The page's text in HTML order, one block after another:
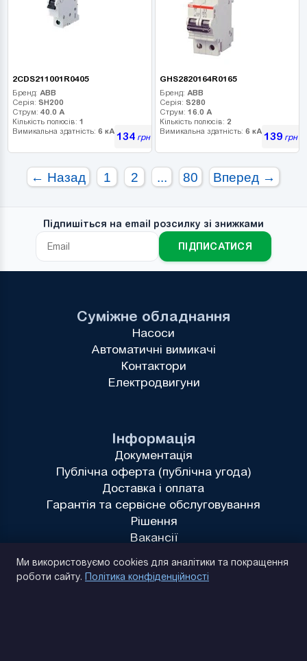
2CDS211001R0405
Бренд: ABB
Серія: SH200
Струм: 40.0 А
Кількість полюсів: 1
Вимикальна здатність: 6 кА 134грн
GHS2820164R0165
Бренд: ABB
Серія: S280
Струм: 16.0 А
Кількість полюсів: 2
Вимикальна здатність: 6 кА 139грн
← Назад 1 2 ... 80 Вперед →
Підпишіться на email розсилку зі знижками
ПІДПИСАТИСЯ
Інформація
Документація
Публічна оферта (публічна угода)
Доставка і оплата
Гарантія та сервісне обслуговування
Рішення
Вакансії
Суміжне обладнання
Насоси
Автоматичні вимикачі
Контактори
Електродвигуни
Ми використовуємо cookies для аналітики та покращення
роботи сайту. Політика конфіденційності